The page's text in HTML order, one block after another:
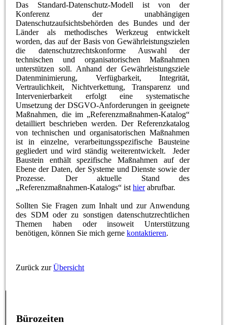
Das Standard-Datenschutz-Modell ist von der
Konferenz der unabhängigen
Datenschutzaufsichtsbehörden des Bundes und der
Länder als methodisches Werkzeug entwickelt
worden, das auf der Basis von Gewährleistungszielen
die datenschutzrechtskonforme Auswahl der
technischen und organisatorischen Maßnahmen
unterstützen soll. Anhand der Gewährleistungsziele
Datenminimierung, Verfügbarkeit, Integrität,
Vertraulichkeit, Nichtverkettung, Transparenz und
Intervenierbarkeit erfolgt eine systematische
Umsetzung der DSGVO-Anforderungen in geeignete
Maßnahmen, die im „Referenzmaßnahmen-Katalog“
detailliert beschrieben werden. Der Referenzkatalog
von technischen und organisatorischen Maßnahmen
ist in einzelne, verarbeitungsspezifische Bausteine
gegliedert und wird ständig weiterentwickelt. Jeder
Baustein enthält spezifische Maßnahmen auf der
Ebene der Daten, der Systeme und Dienste sowie der
Prozesse. Der aktuelle Stand des
„Referenzmaßnahmen-Katalogs“ isthierabrufbar.
Sollten Sie Fragen zum Inhalt und zur Anwendung
des SDM oder zu sonstigen datenschutzrechtlichen
Themen haben oder insoweit Unterstützung
benötigen, können Sie mich gernekontaktieren.
Zurück zurÜbersicht
Bürozeiten